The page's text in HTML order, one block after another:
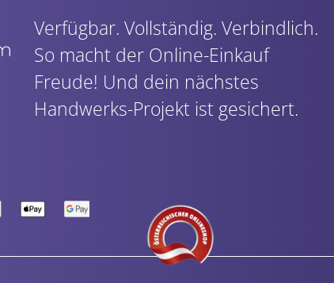
Verfügbar. Vollständig. Verbindlich.
So macht der Online-Einkauf
Freude! Und dein nächstes
Handwerks-Projekt ist gesichert.